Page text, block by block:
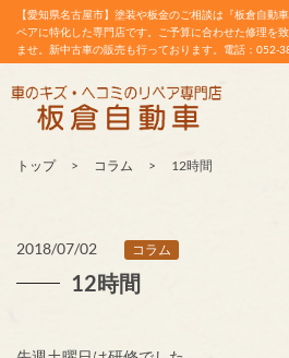
【愛知県名古屋市】塗装や板金のご相談は『板倉自動
ペアに特化した専門店です。ご予算に合わせた修理を
ませ。新中古車の販売も行っております。電話：052-
トップ コラム 12時間
2018/07/02 コラム
12時間